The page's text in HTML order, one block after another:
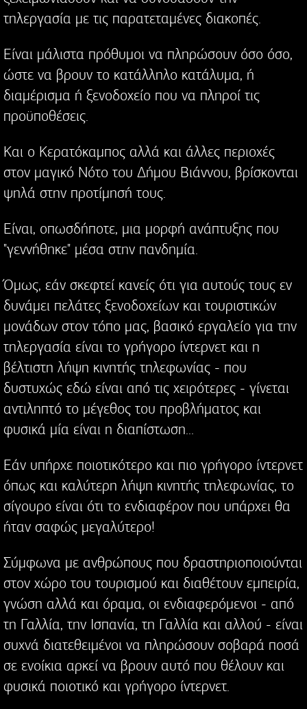
τηλεργασία με τις παρατεταμένες διακοπές.
Είναι μάλιστα πρόθυμοι να πληρώσουν όσο όσο,
ώστε να βρουν το κατάλληλο κατάλυμα, ή
διαμέρισμα ή ξενοδοχείο που να πληροί τις
προϋποθέσεις.
Και ο Κερατόκαμπος αλλά και άλλες περιοχές
στον μαγικό Νότο του Δήμου Βιάννου, βρίσκονται
ψηλά στην προτίμησή τους.
Είναι, οπωσδήποτε, μια μορφή ανάπτυξης που
"γεννήθηκε" μέσα στην πανδημία.
Όμως, εάν σκεφτεί κανείς ότι για αυτούς τους εν
δυνάμει πελάτες ξενοδοχείων και τουριστικών
μονάδων στον τόπο μας, βασικό εργαλείο για την
τηλεργασία είναι το γρήγορο ίντερνετ και η
βέλτιστη λήψη κινητής τηλεφωνίας - που
δυστυχώς εδώ είναι από τις χειρότερες - γίνεται
αντιληπτό το μέγεθος του προβλήματος και
φυσικά μία είναι η διαπίστωση...
Εάν υπήρχε ποιοτικότερο και πιο γρήγορο ίντερνετ
όπως και καλύτερη λήψη κινητής τηλεφωνίας, το
σίγουρο είναι ότι το ενδιαφέρον που υπάρχει θα
ήταν σαφώς μεγαλύτερο!
Σύμφωνα με ανθρώπους που δραστηριοποιούνται
στον χώρο του τουρισμού και διαθέτουν εμπειρία,
γνώση αλλά και όραμα, οι ενδιαφερόμενοι - από
τη Γαλλία, την Ισπανία, τη Γαλλία και αλλού - είναι
συχνά διατεθειμένοι να πληρώσουν σοβαρά ποσά
σε ενοίκια αρκεί να βρουν αυτό που θέλουν και
φυσικά ποιοτικό και γρήγορο ίντερνετ.